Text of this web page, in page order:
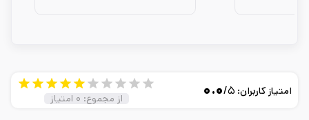
امتیاز کاربران: ۰.۰/۵
از مجموع: ۰ امتیاز